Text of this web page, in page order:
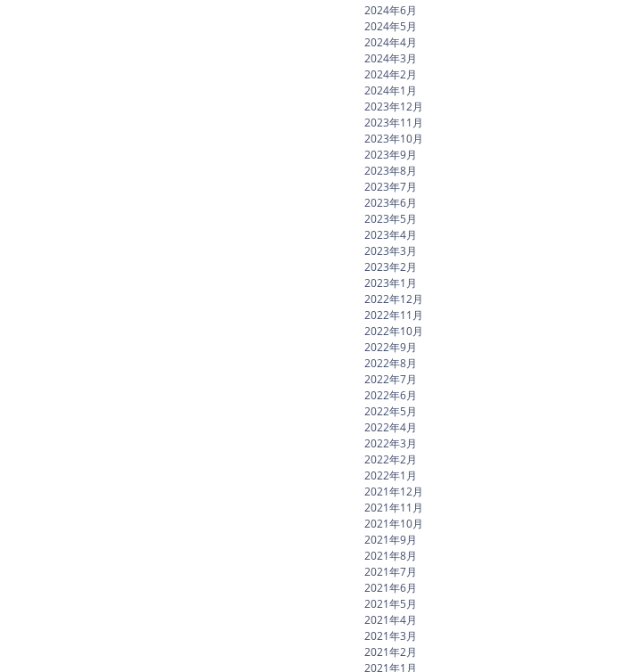
2024年6月
2024年5月
2024年4月
2024年3月
2024年2月
2024年1月
2023年12月
2023年11月
2023年10月
2023年9月
2023年8月
2023年7月
2023年6月
2023年5月
2023年4月
2023年3月
2023年2月
2023年1月
2022年12月
2022年11月
2022年10月
2022年9月
2022年8月
2022年7月
2022年6月
2022年5月
2022年4月
2022年3月
2022年2月
2022年1月
2021年12月
2021年11月
2021年10月
2021年9月
2021年8月
2021年7月
2021年6月
2021年5月
2021年4月
2021年3月
2021年2月
2021年1月